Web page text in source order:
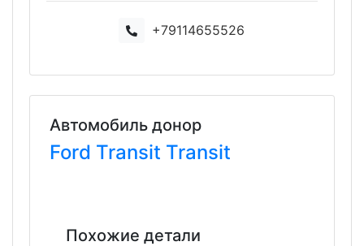
+79114655526
Автомобиль донор
Ford Transit Transit
Похожие детали